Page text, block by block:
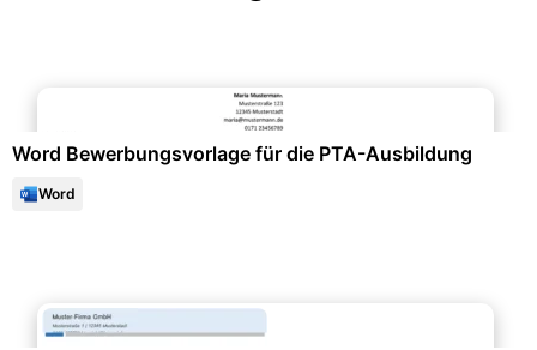
Word Bewerbungsvorlage für die PTA-Ausbildung
Word